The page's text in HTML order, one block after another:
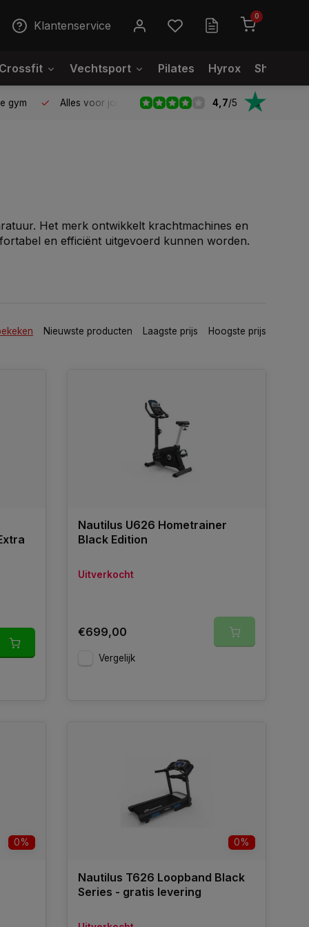
Klantenservice
0
Crossfit Vechtsport Pilates Hyrox
gym Alles voor jouw gym op één plek Voor 95%
4,7/5
Het merk ontwikkelt krachtmachines en
en efficiënt uitgevoerd kunnen worden.
Nieuwste producten Laagste prijs Hoogste prijs
Nautilus U626 Hometrainer
Black Edition
Uitverkocht
€699,00
Vergelijk
0% 0%
Nautilus T626 Loopband Black
Series - gratis levering